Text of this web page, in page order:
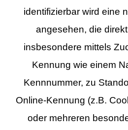
identifizierbar wird eine
angesehen, die
insbesondere mittels
Kennung wie einem
Kennnummer, zu
Online-Kennung (z.B.
oder mehreren